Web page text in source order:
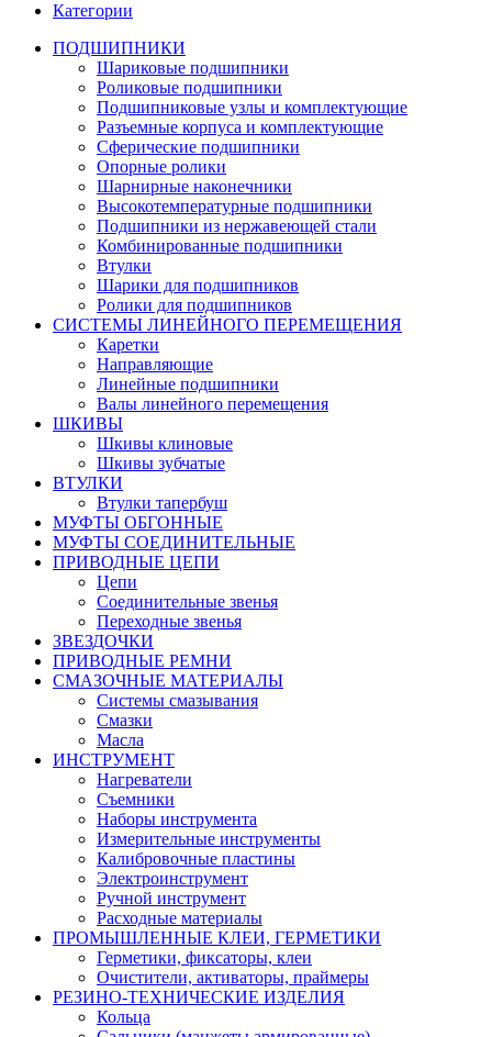
Категории
ПОДШИПНИКИ
Шариковые подшипники
Роликовые подшипники
Подшипниковые узлы и комплектующие
Разъемные корпуса и комплектующие
Сферические подшипники
Опорные ролики
Шарнирные наконечники
Высокотемпературные подшипники
Подшипники из нержавеющей стали
Комбинированные подшипники
Втулки
Шарики для подшипников
Ролики для подшипников
СИСТЕМЫ ЛИНЕЙНОГО ПЕРЕМЕЩЕНИЯ
Каретки
Направляющие
Линейные подшипники
Валы линейного перемещения
ШКИВЫ
Шкивы клиновые
Шкивы зубчатые
ВТУЛКИ
Втулки тапербуш
МУФТЫ ОБГОННЫЕ
МУФТЫ СОЕДИНИТЕЛЬНЫЕ
ПРИВОДНЫЕ ЦЕПИ
Цепи
Соединительные звенья
Переходные звенья
ЗВЕЗДОЧКИ
ПРИВОДНЫЕ РЕМНИ
СМАЗОЧНЫЕ МАТЕРИАЛЫ
Системы смазывания
Смазки
Масла
ИНСТРУМЕНТ
Нагреватели
Съемники
Наборы инструмента
Измерительные инструменты
Калибровочные пластины
Электроинструмент
Ручной инструмент
Расходные материалы
ПРОМЫШЛЕННЫЕ КЛЕИ, ГЕРМЕТИКИ
Герметики, фиксаторы, клеи
Очистители, активаторы, праймеры
РЕЗИНО-ТЕХНИЧЕСКИЕ ИЗДЕЛИЯ
Кольца